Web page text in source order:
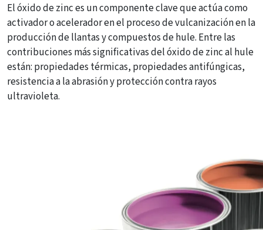
El óxido de zinc es un componente clave que actúa como
activador o acelerador en el proceso de vulcanización en la
producción de llantas y compuestos de hule. Entre las
contribuciones más significativas del óxido de zinc al hule
están: propiedades térmicas, propiedades antifúngicas,
resistencia a la abrasión y protección contra rayos
ultravioleta.